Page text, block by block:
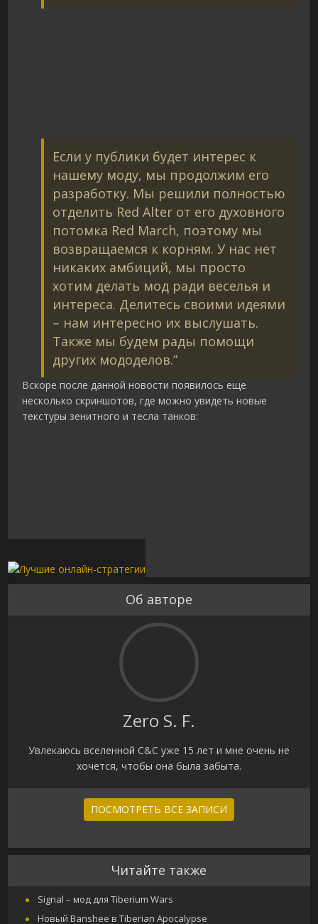
Если у публики будет интерес к
нашему моду, мы продолжим его
разработку. Мы решили полностью
отделить Red Alter от его духовного
потомка Red March, поэтому мы
возвращаемся к корням. У нас нет
никаких амбиций, мы просто
хотим делать мод ради веселья и
интереса. Делитесь своими идеями
– нам интересно их выслушать.
Также мы будем рады помощи
других мододелов.”
Вскоре после данной новости появилось еще
несколько скриншотов, где можно увидеть новые
текстуры зенитного и тесла танков:
Об авторе
Zero S. F.
Увлекаюсь вселенной C&C уже 15 лет и мне очень не
хочется, чтобы она была забыта.
ПОСМОТРЕТЬ ВСЕ ЗАПИСИ
Читайте также
Signal – мод для Tiberium Wars
Новый Banshee в Tiberian Apocalypse